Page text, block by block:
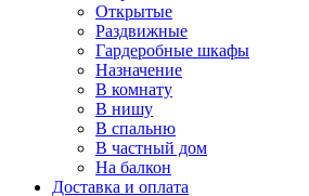
Открытые
Раздвижные
Гардеробные шкафы
Назначение
В комнату
В нишу
В спальню
В частный дом
На балкон
Доставка и оплата